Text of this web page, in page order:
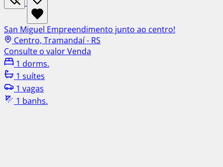
San Miguel Empreendimento junto ao centro!
Centro, Tramandaí - RS
Consulte o valorVenda
1 dorms.
1 suítes
1 vagas
1 banhs.